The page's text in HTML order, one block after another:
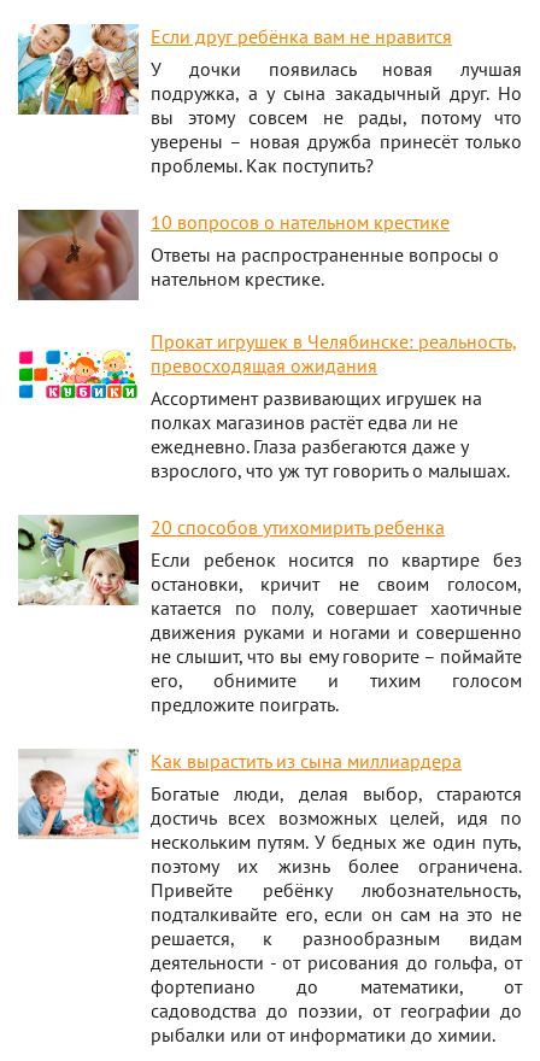
Если друг ребёнка вам не нравится
У дочки появилась новая лучшая
подружка, а у сына закадычный друг. Но
вы этому совсем не рады, потому что
уверены – новая дружба принесёт только
проблемы. Как поступить?
10 вопросов о нательном крестике
Ответы на распространенные вопросы о
нательном крестике.
Прокат игрушек в Челябинске: реальность,
превосходящая ожидания
Ассортимент развивающих игрушек на
полках магазинов растёт едва ли не
ежедневно. Глаза разбегаются даже у
взрослого, что уж тут говорить о малышах.
20 способов утихомирить ребенка
Если ребенок носится по квартире без
остановки, кричит не своим голосом,
катается по полу, совершает хаотичные
движения руками и ногами и совершенно
не слышит, что вы ему говорите – поймайте
его, обнимите и тихим голосом
предложите поиграть.
Как вырастить из сына миллиардера
Богатые люди, делая выбор, стараются
достичь всех возможных целей, идя по
нескольким путям. У бедных же один путь,
поэтому их жизнь более ограничена.
Привейте ребёнку любознательность,
подталкивайте его, если он сам на это не
решается, к разнообразным видам
деятельности - от рисования до гольфа, от
фортепиано до математики, от
садоводства до поэзии, от географии до
рыбалки или от информатики до химии.